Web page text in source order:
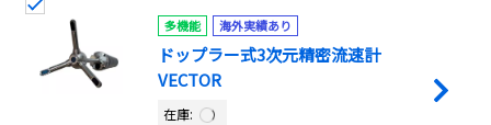
多機能 海外実績あり
ドップラー式3次元精密流速計
VECTOR
在庫: